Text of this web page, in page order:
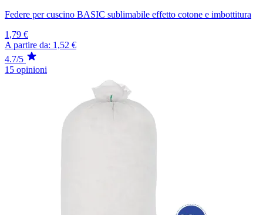
Federe per cuscino BASIC sublimabile effetto cotone e imbottitura
1,79 €
A partire da: 1,52 €
4.7/5
15 opinioni